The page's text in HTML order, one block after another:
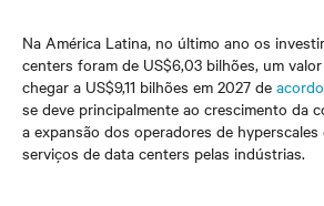
Na América Latina, no último ano os
centers foram de US$6,03 bilhões, um
chegar a US$9,11 bilhões em 2027 de
se deve principalmente ao crescimento da
a expansão dos operadores de
serviços de data centers pelas indústrias.